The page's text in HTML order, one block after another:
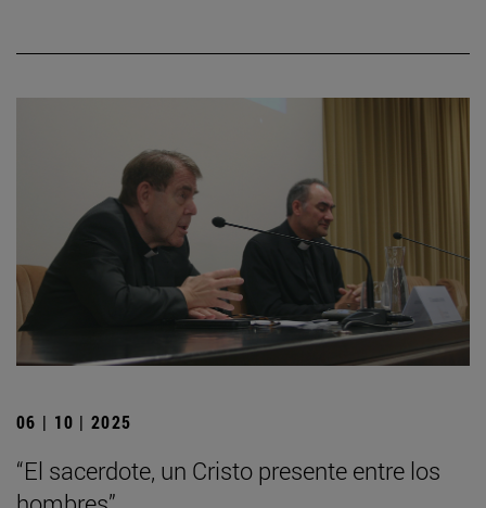
06 | 10 | 2025
“El sacerdote, un Cristo presente entre los